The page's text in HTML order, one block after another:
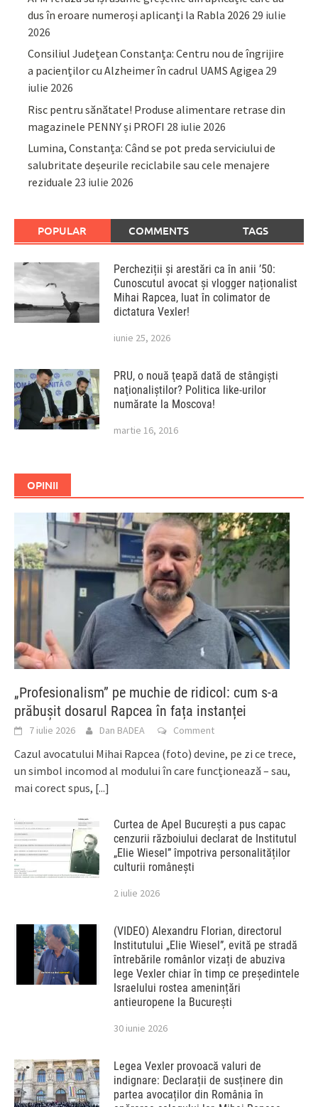
dus în eroare numeroși aplicanți la Rabla 2026 29 iulie
2026
Consiliul Județean Constanța: Centru nou de îngrijire
a pacienților cu Alzheimer în cadrul UAMS Agigea 29
iulie 2026
Risc pentru sănătate! Produse alimentare retrase din
magazinele PENNY și PROFI 28 iulie 2026
Lumina, Constanța: Când se pot preda serviciului de
salubritate deșeurile reciclabile sau cele menajere
reziduale 23 iulie 2026
POPULAR COMMENTS TAGS
Percheziții și arestări ca în anii ’50:
Cunoscutul avocat și vlogger naționalist
Mihai Rapcea, luat în colimator de
dictatura Vexler!
iunie 25, 2026
PRU, o nouă ţeapă dată de stângişti
naţionaliştilor? Politica like-urilor
numărate la Moscova!
martie 16, 2016
OPINII
„Profesionalism” pe muchie de ridicol: cum s-a
prăbușit dosarul Rapcea în fața instanței
7 iulie 2026 Dan BADEA Comment
Cazul avocatului Mihai Rapcea (foto) devine, pe zi ce trece,
un simbol incomod al modului în care funcționează – sau,
mai corect spus, [...]
Curtea de Apel București a pus capac
cenzurii războiului declarat de Institutul
„Elie Wiesel” împotriva personalităților
culturii românești
2 iulie 2026
(VIDEO) Alexandru Florian, directorul
Institutului „Elie Wiesel”, evită pe stradă
întrebările românlor vizați de abuziva
lege Vexler chiar în timp ce președintele
Israelului rostea amenințări
antieuropene la București
30 iunie 2026
Legea Vexler provoacă valuri de
indignare: Declarații de susținere din
partea avocaților din România în